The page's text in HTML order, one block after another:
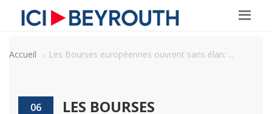
Accueil Les Bourses européennes ouvrent sans élan: ...
06
LES BOURSES